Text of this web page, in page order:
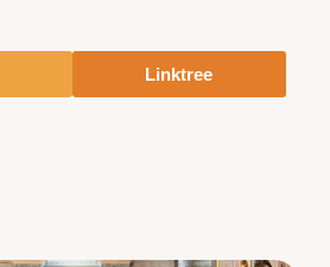
Linktree